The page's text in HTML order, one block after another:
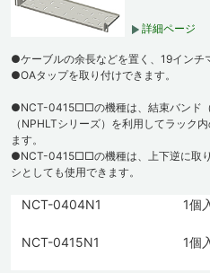
詳細ページ
●ケーブルの余長などを置く、19インチ
●OAタップを取り付けできます。
●NCT-0415□□の機種は、結束バンド
（NPHLTシリーズ）を利用してラック
ます。
●NCT-0415□□の機種は、上下逆に取
シとしても使用できます。
NCT-0404N1
1個
NCT-0415N1
1個